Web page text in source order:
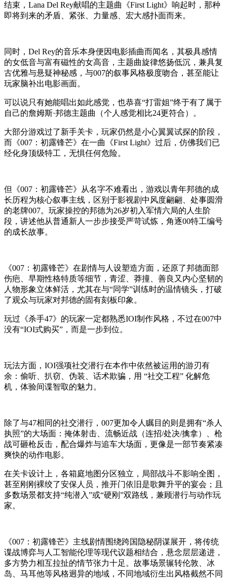
结束，Lana Del Rey献唱的主题曲《First Light》响起时，那种
即将到来的矛盾、紧张、力量感、宏大感扑面而来。
同时，Del Rey的音乐本身便因电影插曲而闻名，其极具感情
的女低音与富有磁性的女高音，主题曲旋律悠扬低沉，兼具复
古优雅与悬疑神秘感，与007的叙事风格极度吻合，甚至能让
玩家脑补出电影画面。
可以说只有她能唱出如此感觉，也恭喜“打雷姐”终于有了属于
自己的詹姆斯·邦德主题曲（个人感觉相比24更符合）。
大部分游戏过了新手关卡，玩家仍然是小心翼翼试探的阶段，
而《007：初露锋芒》在一曲《First Light》过后，仿佛我们已
经化身顶级特工，无惧任何危险。
但《007：初露锋芒》从名字不难看出，游戏以青年邦德的成
长历程为核心叙事主线，区别于影视剧中风度翩翩、处事圆滑
的老牌007。玩家操控的邦德为26岁初入军情六局的人生阶
段，讲述他从普通新人一步步接受严苛试炼，角逐00特工编号
的成长故事。
《007：初露锋芒》在剧情与人设塑造方面，还原了邦德面部
伤疤、早期性格特质等细节，青涩、莽撞、善良又内心坚韧的
人物形象立体鲜活，尤其在与“同学”训练时的温情镜头，打破
了观众与玩家对邦德的固有刻板印象。
玩过《杀手47》的玩家一定都熟悉IOI制作风格，不过在007中
没有“IOI式购买”，而是一步到位。
玩法方面，IOI强项社交潜行在本作中依然被运用的游刃有
余：偷听、扒窃、伪装、话术欺骗，用 “社交工程” 化解危
机，体验间谍智取的魅力。
除了与47相同的社交潜行，007更加令人瞩目的则是拥有“杀人
执照”的大场面：掩体射击、流畅近战（连招/处决/擒拿）、枪
战可砸枪反击，配合爆炸与追车大场面，更像是一部节奏紧凑
爽快的动作电影。
在关卡设计上，各箱庭地图分区独立，局部战斗不影响全图，
甚至刚刚裸绞了安保人员，推开门依旧是歌舞升平的宴会；且
多数场景都支持“纯潜入”或“硬刚”双路线，兼顾潜行与动作玩
家。
《007：初露锋芒》主线剧情围绕跨国隐秘阴谋展开，将传统
谍战博弈与人工智能伦理等现代议题相结合，悬念层层递进，
多方势力相互拉扯的情节张力十足。故事场景辗转伦敦、冰
岛、马耳他等风格迥异的地域，不同地域衍生出风格截然不同